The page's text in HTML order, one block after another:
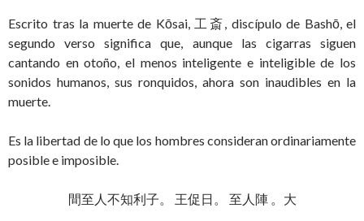
Escrito tras la muerte de Kōsai, 工斎, discípulo de Bashō, el
segundo verso significa que, aunque las cigarras siguen
cantando en otoño, el menos inteligente e inteligible de los
sonidos humanos, sus ronquidos, ahora son inaudibles en la
muerte.
Es la libertad de lo que los hombres consideran ordinariamente
posible e imposible.
間至人不知利子。 王促日。 至人陣 。大